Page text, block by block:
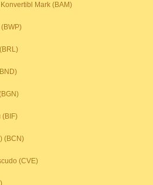
Mark (BAM)
(BIF)
(BCN)
(CVE)